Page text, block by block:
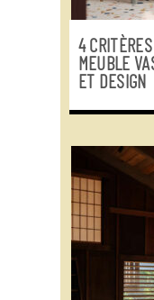
4
MEUBLE
ET DESIGN